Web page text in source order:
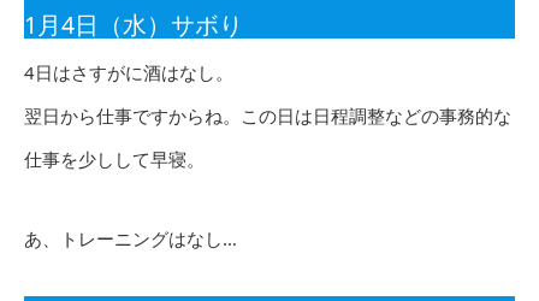
1月4日（水）サボり
4日はさすがに酒はなし。
翌日から仕事ですからね。この日は日程調整などの事務的な
仕事を少しして早寝。
あ、トレーニングはなし…